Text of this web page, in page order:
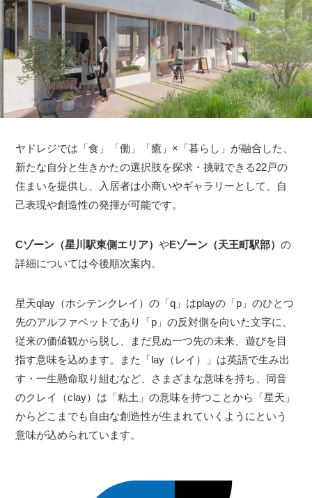
ヤドレジでは「食」「働」「癒」×「暮らし」が融合した、
新たな自分と生きかたの選択肢を探求・挑戦できる22戸の
住まいを提供し、入居者は小商いやギャラリーとして、自
己表現や創造性の発揮が可能です。
Cゾーン（星川駅東側エリア）やEゾーン（天王町駅部）の
詳細については今後順次案内。
星天qlay（ホシテンクレイ）の「q」はplayの「p」のひとつ
先のアルファベットであり「p」の反対側を向いた文字に、
従来の価値観から脱し、まだ見ぬ一つ先の未来、遊びを目
指す意味を込めます。また「lay（レイ）」は英語で生み出
す・一生懸命取り組むなど、さまざまな意味を持ち、同音
のクレイ（clay）は「粘土」の意味を持つことから「星天」
からどこまでも自由な創造性が生まれていくようにという
意味が込められています。